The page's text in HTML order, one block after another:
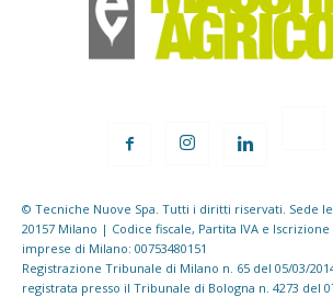
© Tecniche Nuove Spa. Tutti i diritti riservati. Sede
20157 Milano | Codice fiscale, Partita IVA e
imprese di Milano: 00753480151
Registrazione Tribunale di Milano n. 65 del 05/03/
registrata presso il Tribunale di Bologna n. 4273 del